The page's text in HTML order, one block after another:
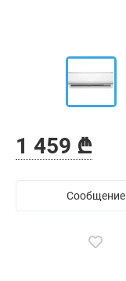
1 459 ₾
Сообщение